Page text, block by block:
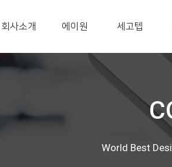
회사소개 에이원 세고텝
World Best